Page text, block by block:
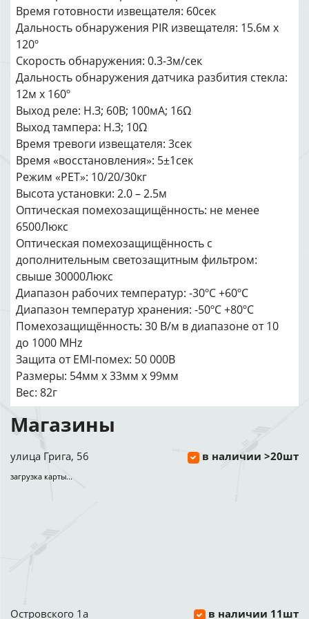
Время готовности извещателя: 60сек
Дальность обнаружения PIR извещателя: 15.6м x
120º
Скорость обнаружения: 0.3-3м/сек
Дальность обнаружения датчика разбития стекла:
12м x 160º
Выход реле: Н.З; 60В; 100мА; 16Ω
Выход тампера: Н.З; 10Ω
Время тревоги извещателя: 3сек
Время «восстановления»: 5±1сек
Режим «PET»: 10/20/30кг
Высота установки: 2.0 – 2.5м
Оптическая помехозащищённость: не менее
6500Люкс
Оптическая помехозащищённость с
дополнительным светозащитным фильтром:
свыше 30000Люкс
Диапазон рабочих температур: -30ºC +60ºC
Диапазон температур хранения: -50ºC +80ºC
Помехозащищённость: 30 В/м в диапазоне от 10
до 1000 MHz
Защита от EMI-помех: 50 000В
Размеры: 54мм x 33мм x 99мм
Вес: 82г
Магазины
улица Грига, 56 в наличии >20шт
загрузка карты...
Островского 1а в наличии 11шт